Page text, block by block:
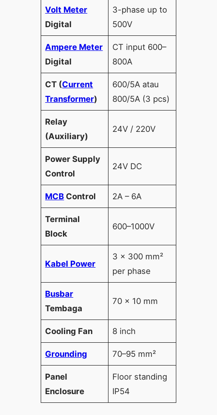
Volt Meter
Digital
3-phase up to
500V
Ampere Meter
Digital
CT input 600–
800A
CT (Current
Transformer)
600/5A atau
800/5A (3 pcs)
Relay
(Auxiliary)
24V / 220V
Power Supply
Control
24V DC
MCB Control 2A – 6A
Terminal
Block
600–1000V
Kabel Power
3 × 300 mm²
per phase
Busbar
Tembaga
70 × 10 mm
Cooling Fan 8 inch
Grounding 70–95 mm²
Panel
Enclosure
Floor standing
IP54